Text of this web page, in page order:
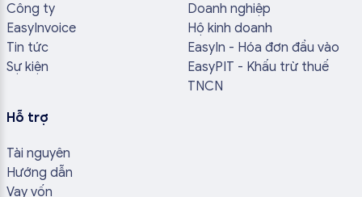
Công ty
EasyInvoice
Tin tức
Sự kiện
Doanh nghiệp
Hộ kinh doanh
EasyIn - Hóa đơn đầu vào
EasyPIT - Khấu trừ thuế
TNCN
Hỗ trợ
Tài nguyên
Hướng dẫn
Vay vốn